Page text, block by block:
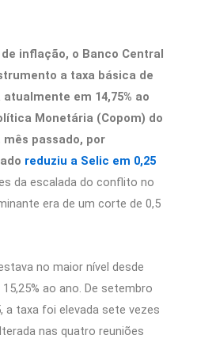
inflação, o Banco Central
a taxa básica de
em 14,75% ao
Monetária (Copom) do
mês passado, por
reduziu a Selic em 0,25
da escalada do conflito no
era de um corte de 0,5
no maior nível desde
ao ano. De setembro
a taxa foi elevada sete vezes
nas quatro reuniões